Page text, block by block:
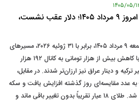
قیمت دلار، طلا و سکه امروز ۹ مرداد ۱۴۰۵؛ دلار عقب نشست،
قیمت دلار، طلا و سکه امروز جمعه ۹ مرداد ۱۴۰۵، برابر با ۳۱ ژوئیه ۲۰۲۶، مسیرهای
متفاوتی را تجربه کرد. دلار آزاد با کاهش بیش از هزار تومانی به کانال ۱۹۲ هزار
و دینار عراق نیز ارزان‌تر شدند. در مقابل،
عدد مقایسه‌ای روز گذشته افزایش یافت و سکه
امامی نیز ۵۰۰ هزار تومان گران شد. طلای ۱۸ عیار تقریباً بدون تغییر باقی ماند و